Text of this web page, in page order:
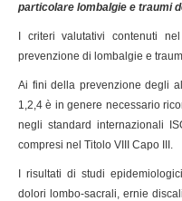
particolare lombalgie e traumi
I criteri valutativi contenuti
prevenzione di lombalgie e
Ai fini della prevenzione degli
1,2,4 è in genere necessario
negli standard internazionali
compresi nel Titolo VIII Capo III.
I risultati di studi
dolori lombo-sacrali, ernie